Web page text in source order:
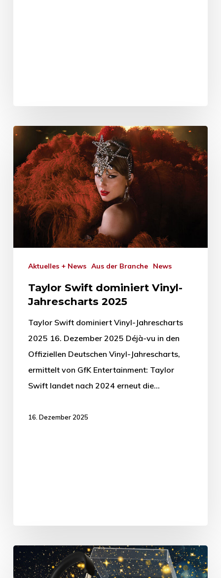
Aktuelles + News Aus der Branche News
Taylor Swift dominiert Vinyl-
Jahrescharts 2025
Taylor Swift dominiert Vinyl-Jahrescharts
2025 16. Dezember 2025 Déjà-vu in den
Offiziellen Deutschen Vinyl-Jahrescharts,
ermittelt von GfK Entertainment: Taylor
Swift landet nach 2024 erneut die…
16. Dezember 2025